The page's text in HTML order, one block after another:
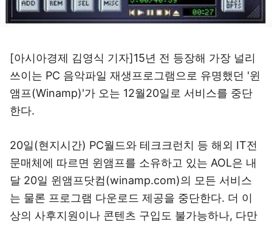
[아시아경제 김영식 기자]15년 전 등장해 가장 널리
쓰이는 PC 음악파일 재생프로그램으로 유명했던 '윈
앰프(Winamp)'가 오는 12월20일로 서비스를 중단
한다.
20일(현지시간) PC월드와 테크크런치 등 해외 IT전
문매체에 따르면 윈앰프를 소유하고 있는 AOL은 내
달 20일 윈앰프닷컴(winamp.com)의 모든 서비스
는 물론 프로그램 다운로드 제공을 중단한다. 더 이
상의 사후지원이나 콘텐츠 구입도 불가능하나, 다만